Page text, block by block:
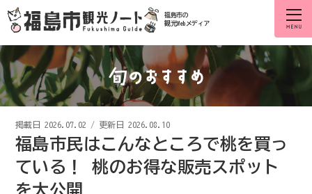
福島市の
観光Webメディア
掲載日 2026.07.02 / 更新日 2026.08.10
福島市民はこんなところで桃を買っ
ている！ 桃のお得な販売スポット
を大公開